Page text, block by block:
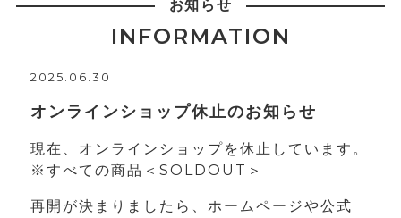
お知らせ
INFORMATION
2025.06.30
オンラインショップ休止のお知らせ
現在、オンラインショップを休止しています。
※すべての商品＜SOLDOUT＞
再開が決まりましたら、ホームページや公式